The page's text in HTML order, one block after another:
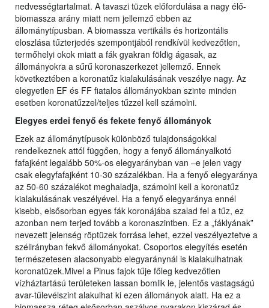
nedvességtartalmat. A tavaszi tüzek előfordulása a nagy élő-
biomassza arány miatt nem jellemző ebben az
állománytípusban. A biomassza vertikális és horizontális
eloszlása tűzterjedés szempontjából rendkívül kedvezőtlen,
termőhelyi okok miatt a fák gyakran földig ágasak, az
állományokra a sűrű koronaszerkezet jellemző. Ennek
következtében a koronatűz kialakulásának veszélye nagy. Az
elegyetlen EF és FF fiatalos állományokban szinte minden
esetben koronatűzzel/teljes tűzzel kell számolni.
Elegyes erdei fenyő és fekete fenyő állományok
Ezek az állománytípusok különböző tulajdonságokkal
rendelkeznek attól függően, hogy a fenyő állományalkotó
fafajként legalább 50%-os elegyarányban van –e jelen vagy
csak elegyfafajként 10-30 százalékban. Ha a fenyő elegyaránya
az 50-60 százalékot meghaladja, számolni kell a koronatűz
kialakulásának veszélyével. Ha a fenyő elegyaránya ennél
kisebb, elsősorban egyes fák koronájába szalad fel a tűz, ez
azonban nem terjed tovább a koronaszintben. Ez a „fáklyának”
nevezett jelenség röptüzek forrása lehet, ezzel veszélyeztetve a
szélirányban fekvő állományokat. Csoportos elegyítés esetén
természetesen alacsonyabb elegyaránynál is kialakulhatnak
koronatüzek.Mivel a Pinus fajok tűje főleg kedvezőtlen
vízháztartású területeken lassan bomlik le, jelentős vastagságú
avar-tűlevélszint alakulhat ki ezen állományok alatt. Ha ez a